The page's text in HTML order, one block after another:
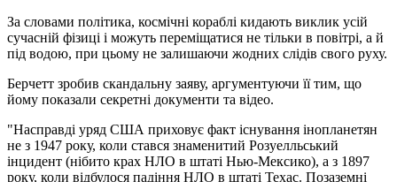
За словами політика, космічні кораблі кидають виклик усій
сучасній фізиці і можуть переміщатися не тільки в повітрі, а й
під водою, при цьому не залишаючи жодних слідів свого руху.
Берчетт зробив скандальну заяву, аргументуючи її тим, що
йому показали секретні документи та відео.
"Насправді уряд США приховує факт існування інопланетян
не з 1947 року, коли стався знаменитий Розуелльський
інцидент (нібито крах НЛО в штаті Нью-Мексико), а з 1897
року, коли відбулося падіння НЛО в штаті Техас. Позаземні